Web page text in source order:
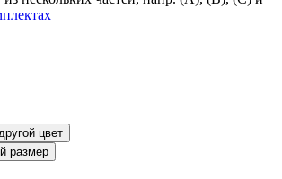
Выбрать другой цвет
размер